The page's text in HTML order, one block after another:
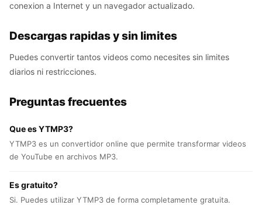
conexion a Internet y un navegador actualizado.
Descargas rapidas y sin limites
Puedes convertir tantos videos como necesites sin limites
diarios ni restricciones.
Preguntas frecuentes
Que es YTMP3?
YTMP3 es un convertidor online que permite transformar videos
de YouTube en archivos MP3.
Es gratuito?
Si. Puedes utilizar YTMP3 de forma completamente gratuita.